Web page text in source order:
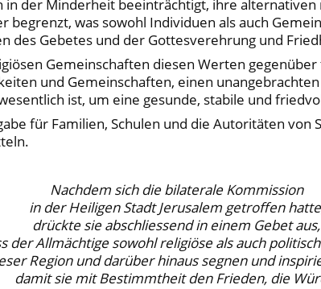
der Minderheit beeinträchtigt, ihre
begrenzt, was sowohl Individuen als auch
des Gebetes und der Gottesverehrung und
Gemeinschaften diesen Werten
und Gemeinschaften, einen
ist, um eine gesunde, stabile und
für Familien, Schulen und die Autoritäten von
Nachdem sich die bilaterale Kommission
in der Heiligen Stadt Jerusalem getroffen
drückte sie abschliessend in einem Gebet aus,
der Allmächtige sowohl religiöse als auch
Region und darüber hinaus segnen und
damit sie mit Bestimmtheit den Frieden, die